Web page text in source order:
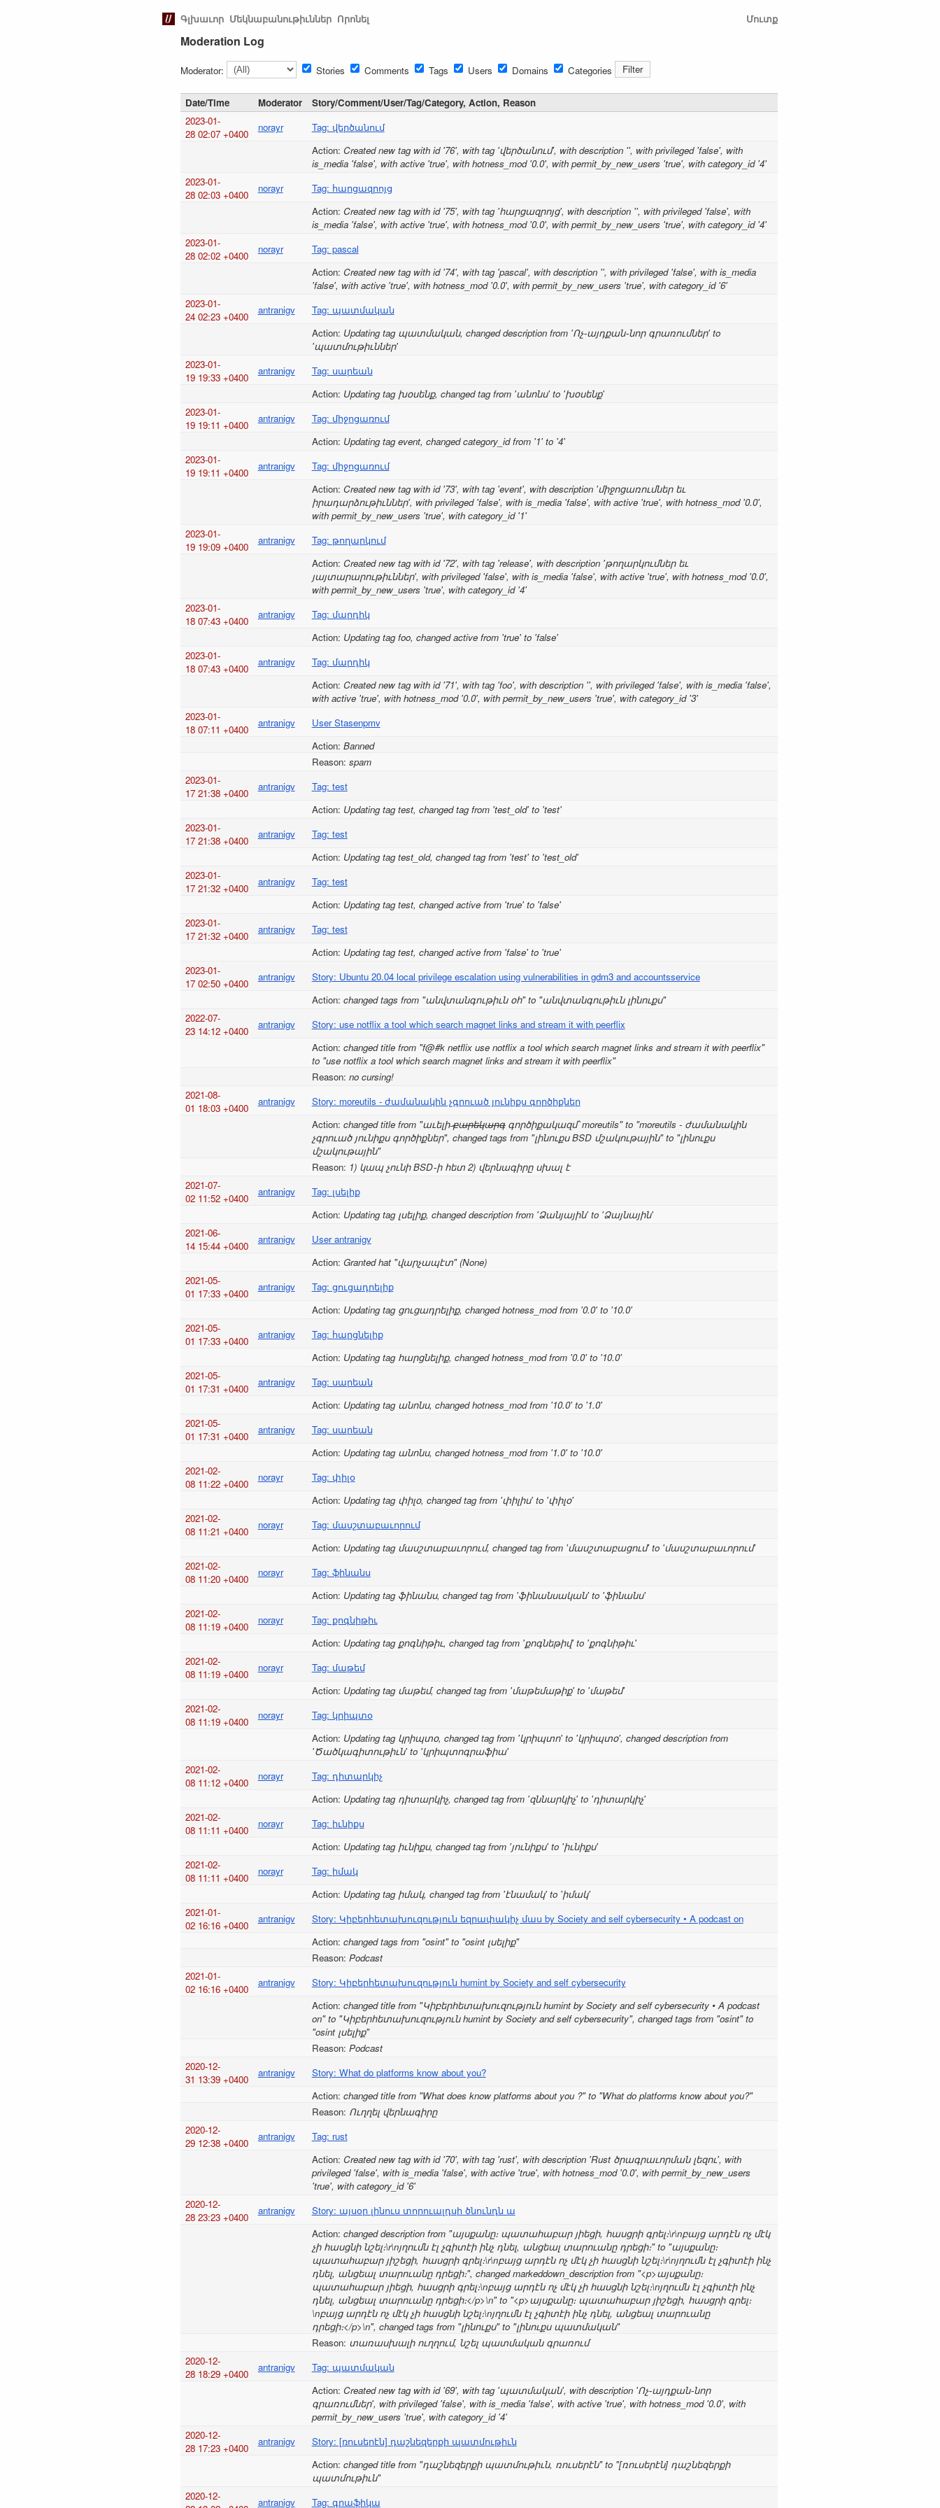
Գլխաւոր Մեկնաբանութիւններ Որոնել Մուտք
Moderation Log
Moderator: Stories Comments Tags Users Domains Categories
Date/Time Moderator
Story/Comment/User/Tag/Category, Action, Reason
2023-01-
28 02:07 +0400
norayr
Tag: վերծանում
Action: Created new tag with id '76', with tag 'վերծանում', with description '', with privileged 'false', with
is_media 'false', with active 'true', with hotness_mod '0.0', with permit_by_new_users 'true', with category_id '4'
2023-01-
28 02:03 +0400
norayr
Tag: հարցազրոյց
Action: Created new tag with id '75', with tag 'հարցազրոյց', with description '', with privileged 'false', with
is_media 'false', with active 'true', with hotness_mod '0.0', with permit_by_new_users 'true', with category_id '4'
2023-01-
28 02:02 +0400
norayr
Tag: pascal
Action: Created new tag with id '74', with tag 'pascal', with description '', with privileged 'false', with is_media
'false', with active 'true', with hotness_mod '0.0', with permit_by_new_users 'true', with category_id '6'
2023-01-
24 02:23 +0400
antranigv
Tag: պատմական
Action: Updating tag պատմական, changed description from 'Ոչ֊այդքան֊նոր գրառումներ' to
'պատմութիւններ'
2023-01-
19 19:33 +0400
antranigv
Tag: սարեան
Action: Updating tag խօսենք, changed tag from 'անոնս' to 'խօսենք'
2023-01-
19 19:11 +0400
antranigv
Tag: միջոցառում
Action: Updating tag event, changed category_id from '1' to '4'
2023-01-
19 19:11 +0400
antranigv
Tag: միջոցառում
Action: Created new tag with id '73', with tag 'event', with description 'միջոցառումներ եւ
իրադարձութիւններ', with privileged 'false', with is_media 'false', with active 'true', with hotness_mod '0.0',
with permit_by_new_users 'true', with category_id '1'
2023-01-
19 19:09 +0400
antranigv
Tag: թողարկում
Action: Created new tag with id '72', with tag 'release', with description 'թողարկումներ եւ
յայտարարութիւններ', with privileged 'false', with is_media 'false', with active 'true', with hotness_mod '0.0',
with permit_by_new_users 'true', with category_id '4'
2023-01-
18 07:43 +0400
antranigv
Tag: մարդիկ
Action: Updating tag foo, changed active from 'true' to 'false'
2023-01-
18 07:43 +0400
antranigv
Tag: մարդիկ
Action: Created new tag with id '71', with tag 'foo', with description '', with privileged 'false', with is_media 'false',
with active 'true', with hotness_mod '0.0', with permit_by_new_users 'true', with category_id '3'
2023-01-
18 07:11 +0400
antranigv
User Stasenpmv
Action: Banned
Reason: spam
2023-01-
17 21:38 +0400
antranigv
Tag: test
Action: Updating tag test, changed tag from 'test_old' to 'test'
2023-01-
17 21:38 +0400
antranigv
Tag: test
Action: Updating tag test_old, changed tag from 'test' to 'test_old'
2023-01-
17 21:32 +0400
antranigv
Tag: test
Action: Updating tag test, changed active from 'true' to 'false'
2023-01-
17 21:32 +0400
antranigv
Tag: test
Action: Updating tag test, changed active from 'false' to 'true'
2023-01-
17 02:50 +0400
antranigv
Story: Ubuntu 20.04 local privilege escalation using vulnerabilities in gdm3 and accountsservice
Action: changed tags from "անվտանգութիւն օհ" to "անվտանգութիւն լինուքս"
2022-07-
23 14:12 +0400
antranigv
Story: use notflix a tool which search magnet links and stream it with peerflix
Action: changed title from "f@#k netflix use notflix a tool which search magnet links and stream it with peerflix"
to "use notflix a tool which search magnet links and stream it with peerflix"
Reason: no cursing!
2021-08-
01 18:03 +0400
antranigv
Story: moreutils - ժամանակին չգրուած յունիքս գործիքներ
Action: changed title from "աւելի ̶բ̶ա̶ր̶ե̶կ̶ա̶ր̶գ̶ գործիքակազմ՝ moreutils" to "moreutils - ժամանակին
չգրուած յունիքս գործիքներ", changed tags from "լինուքս BSD մշակութային" to "լինուքս
մշակութային"
Reason: 1) կապ չունի BSD֊ի հետ 2) վերնագիրը սխալ է
2021-07-
02 11:52 +0400
antranigv
Tag: լսելիք
Action: Updating tag լսելիք, changed description from 'Ձանյային' to 'Ձայնային'
2021-06-
14 15:44 +0400
antranigv
User antranigv
Action: Granted hat "վարչապէտ" (None)
2021-05-
01 17:33 +0400
antranigv
Tag: ցուցադրելիք
Action: Updating tag ցուցադրելիք, changed hotness_mod from '0.0' to '10.0'
2021-05-
01 17:33 +0400
antranigv
Tag: հարցնելիք
Action: Updating tag հարցնելիք, changed hotness_mod from '0.0' to '10.0'
2021-05-
01 17:31 +0400
antranigv
Tag: սարեան
Action: Updating tag անոնս, changed hotness_mod from '10.0' to '1.0'
2021-05-
01 17:31 +0400
antranigv
Tag: սարեան
Action: Updating tag անոնս, changed hotness_mod from '1.0' to '10.0'
2021-02-
08 11:22 +0400
norayr
Tag: փիլօ
Action: Updating tag փիլօ, changed tag from 'փիլիս' to 'փիլօ'
2021-02-
08 11:21 +0400
norayr
Tag: մասշտաբաւորում
Action: Updating tag մասշտաբաւորում, changed tag from 'մասշտաբացում' to 'մասշտաբաւորում'
2021-02-
08 11:20 +0400
norayr
Tag: ֆինանս
Action: Updating tag ֆինանս, changed tag from 'ֆինանսական' to 'ֆինանս'
2021-02-
08 11:19 +0400
norayr
Tag: քոգնիթիւ
Action: Updating tag քոգնիթիւ, changed tag from 'քոգնեթիվ' to 'քոգնիթիւ'
2021-02-
08 11:19 +0400
norayr
Tag: մաթեմ
Action: Updating tag մաթեմ, changed tag from 'մաթեմաթիք' to 'մաթեմ'
2021-02-
08 11:19 +0400
norayr
Tag: կրիպտօ
Action: Updating tag կրիպտօ, changed tag from 'կրիպտո' to 'կրիպտօ', changed description from
'Ծածկագիտութիւն' to 'կրիպտոգրաֆիա'
2021-02-
08 11:12 +0400
norayr
Tag: դիտարկիչ
Action: Updating tag դիտարկիչ, changed tag from 'զննարկիչ' to 'դիտարկիչ'
2021-02-
08 11:11 +0400
norayr
Tag: իւնիքս
Action: Updating tag իւնիքս, changed tag from 'յունիքս' to 'իւնիքս'
2021-02-
08 11:11 +0400
norayr
Tag: իմակ
Action: Updating tag իմակ, changed tag from 'էնամակ' to 'իմակ'
2021-01-
02 16:16 +0400
antranigv
Story: Կիբերհետախուզություն եզրափակիչ մաս by Society and self cybersecurity • A podcast on
Action: changed tags from "osint" to "osint լսելիք"
Reason: Podcast
2021-01-
02 16:16 +0400
antranigv
Story: Կիբերհետախուզություն humint by Society and self cybersecurity
Action: changed title from "Կիբերհետախուզություն humint by Society and self cybersecurity • A podcast
on" to "Կիբերհետախուզություն humint by Society and self cybersecurity", changed tags from "osint" to
"osint լսելիք"
Reason: Podcast
2020-12-
31 13:39 +0400
antranigv
Story: What do platforms know about you?
Action: changed title from "What does know platforms about you ?" to "What do platforms know about you?"
Reason: Ուղղել վերնագիրը
2020-12-
29 12:38 +0400
antranigv
Tag: rust
Action: Created new tag with id '70', with tag 'rust', with description 'Rust ծրագրաւորման լեզու', with
privileged 'false', with is_media 'false', with active 'true', with hotness_mod '0.0', with permit_by_new_users
'true', with category_id '6'
2020-12-
28 23:23 +0400
antranigv
Story: այսօր լինուս տորուալդսի ծնունդն ա
Action: changed description from "այսքանը։ պատահաբար յիեցի, հասցրի գրել։\r\nբայց արդէն ոչ մէկ
չի հասցնի նշել։\r\nյղումն էլ չգիտէի ինչ դնել, անցեալ տարուանը դրեցի։" to "այսքանը։
պատահաբար յիշեցի, հասցրի գրել։\r\nբայց արդէն ոչ մէկ չի հասցնի նշել։\r\nյղումն էլ չգիտէի ինչ
դնել, անցեալ տարուանը դրեցի։", changed markeddown_description from "<p>այսքանը։
պատահաբար յիեցի, հասցրի գրել։\nբայց արդէն ոչ մէկ չի հասցնի նշել։\nյղումն էլ չգիտէի ինչ
դնել, անցեալ տարուանը դրեցի։</p>\n" to "<p>այսքանը։ պատահաբար յիշեցի, հասցրի գրել։
\nբայց արդէն ոչ մէկ չի հասցնի նշել։\nյղումն էլ չգիտէի ինչ դնել, անցեալ տարուանը
դրեցի։</p>\n", changed tags from "լինուքս" to "լինուքս պատմական"
Reason: տառասխալի ուղղում, նշել պատմական գրառում
2020-12-
28 18:29 +0400
antranigv
Tag: պատմական
Action: Created new tag with id '69', with tag 'պատմական', with description 'Ոչ֊այդքան֊նոր
գրառումներ', with privileged 'false', with is_media 'false', with active 'true', with hotness_mod '0.0', with
permit_by_new_users 'true', with category_id '4'
2020-12-
28 17:23 +0400
antranigv
Story: [ռուսերէն] դաշնեզերքի պատմութիւն
Action: changed title from "դաշնեզերքի պատմութիւն, ռուսերէն" to "[ռուսերէն] դաշնեզերքի
պատմութիւն"
2020-12-
antranigv Tag: գրաֆիկա